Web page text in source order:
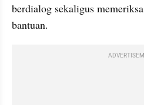
berdialog sekaligus
bantuan.